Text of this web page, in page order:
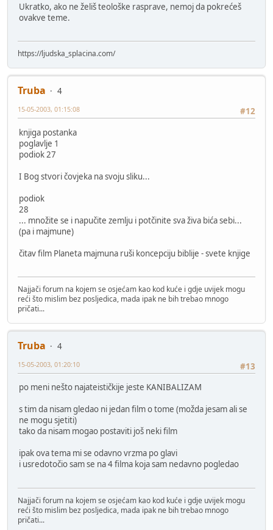
Ukratko, ako ne želiš teološke rasprave, nemoj da pokrećeš
ovakve teme.
https://ljudska_splacina.com/
Truba
4
#12
15-05-2003, 01:15:08
knjiga postanka
poglavlje 1
podiok 27
I Bog stvori čovjeka na svoju sliku...
podiok
28
... množite se i napučite zemlju i potčinite sva živa bića sebi...
(pa i majmune)
čitav film Planeta majmuna ruši koncepciju biblije - svete knjige
Najjači forum na kojem se osjećam kao kod kuće i gdje uvijek mogu
reći što mislim bez posljedica, mada ipak ne bih trebao mnogo
pričati...
Truba
4
#13
15-05-2003, 01:20:10
po meni nešto najateističkije jeste KANIBALIZAM
s tim da nisam gledao ni jedan film o tome (možda jesam ali se
ne mogu sjetiti)
tako da nisam mogao postaviti još neki film
ipak ova tema mi se odavno vrzma po glavi
i usredotočio sam se na 4 filma koja sam nedavno pogledao
Najjači forum na kojem se osjećam kao kod kuće i gdje uvijek mogu
reći što mislim bez posljedica, mada ipak ne bih trebao mnogo
pričati...